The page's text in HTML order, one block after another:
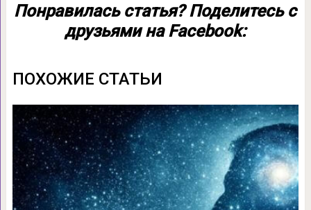
Понравилась статья? Поделитесь с
друзьями на Facebook:
ПОХОЖИЕ СТАТЬИ